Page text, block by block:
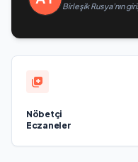
Birleşik Rusya’nın
Nöbetçi
Eczaneler